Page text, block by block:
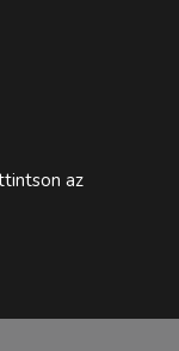
az